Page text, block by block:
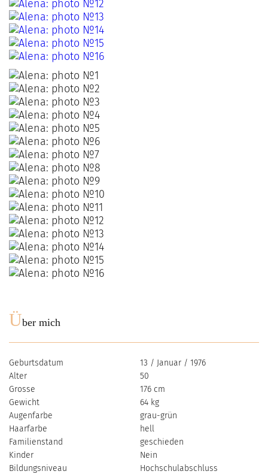
Über mich
Geburtsdatum
13 / Januar / 1976
Alter
50
Grosse
176 cm
Gewicht
64 kg
Augenfarbe
grau-grün
Haarfarbe
hell
Familienstand
geschieden
Kinder
Nein
Bildungsniveau
Hochschulabschluss